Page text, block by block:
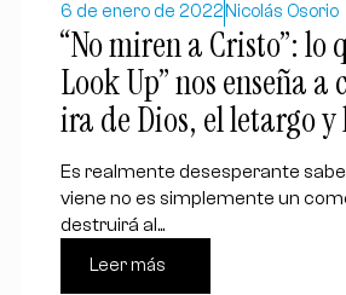
6 de enero de 2022 Nicolás Osorio
“No miren a Cristo”: lo
Look Up” nos enseña a
ira de Dios, el letargo
hacia el evangelio
Es realmente desesperante
viene no es simplemente un
destruirá al...
Leer más